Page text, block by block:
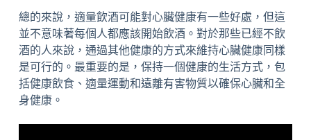
總的來說，適量飲酒可能對心臟健康有一些好處，但這
並不意味著每個人都應該開始飲酒。對於那些已經不飲
酒的人來說，通過其他健康的方式來維持心臟健康同樣
是可行的。最重要的是，保持一個健康的生活方式，包
括健康飲食、適量運動和遠離有害物質以確保心臟和全
身健康。